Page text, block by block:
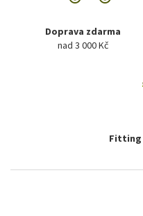
Doprava zdarma
nad 3 000 Kč
Fitting